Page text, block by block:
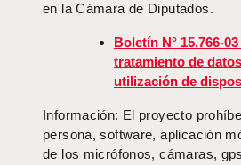
en la Cámara de Diputados.
Boletín N° 15.766-
tratamiento de
utilización de
Información: El proyecto
persona, software, aplicación
de los micrófonos, cámaras,